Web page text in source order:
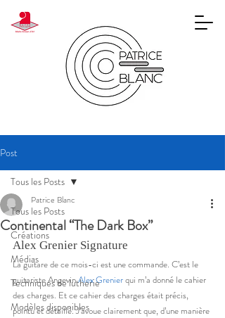
Post
Tous les Posts
Créations
Médias
Techniques de lutherie
Modèles disponibles
Tous les Posts
Continental “The Dark Box”
Patrice Blanc
Alex Grenier Signature
La guitare de ce mois-ci est une commande. C’est le
guitariste Angevin Alex Grenier qui m’a donné le cahier
des charges. Et ce cahier des charges était précis,
pointu et détaillé. J’avoue clairement que, d’une manière